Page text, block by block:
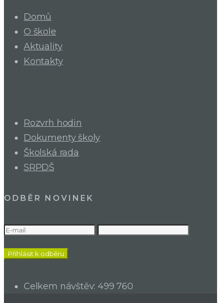
Domů
O škole
Aktuality
Kontakty
Rozvrh hodin
Dokumenty školy
Školská rada
SRPDŠ
ODBĚR NOVINEK
Celkem návštěv:499 760